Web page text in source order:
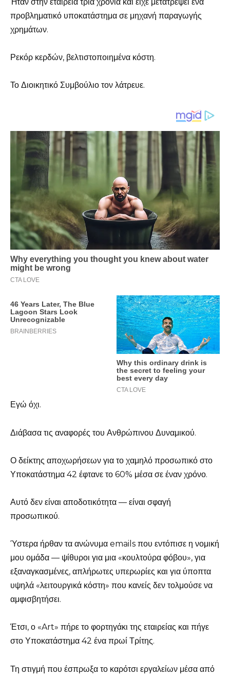
προβληματικό υποκατάστημα σε μηχανή παραγωγής
χρημάτων.
Ρεκόρ κερδών, βελτιστοποιημένα κόστη.
Το Διοικητικό Συμβούλιο τον λάτρευε.
Εγώ όχι.
Διάβασα τις αναφορές του Ανθρώπινου Δυναμικού.
Ο δείκτης αποχωρήσεων για το χαμηλό προσωπικό στο
Υποκατάστημα 42 έφτανε το 60% μέσα σε έναν χρόνο.
Αυτό δεν είναι αποδοτικότητα — είναι σφαγή
προσωπικού.
Ύστερα ήρθαν τα ανώνυμα emails που εντόπισε η νομική
μου ομάδα — ψίθυροι για μια «κουλτούρα φόβου», για
εξαναγκασμένες, απλήρωτες υπερωρίες και για ύποπτα
υψηλά «λειτουργικά κόστη» που κανείς δεν τολμούσε να
αμφισβητήσει.
Έτσι, ο «Art» πήρε το φορτηγάκι της εταιρείας και πήγε
στο Υποκατάστημα 42 ένα πρωί Τρίτης.
Τη στιγμή που έσπρωξα το καρότσι εργαλείων μέσα από